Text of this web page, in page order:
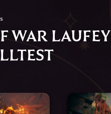
WAR LAUFEY